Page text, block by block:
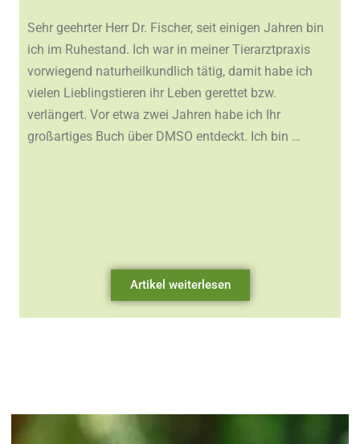
Sehr geehrter Herr Dr. Fischer, seit einigen Jahren bin
ich im Ruhestand. Ich war in meiner Tierarztpraxis
vorwiegend naturheilkundlich tätig, damit habe ich
vielen Lieblingstieren ihr Leben gerettet bzw.
verlängert. Vor etwa zwei Jahren habe ich Ihr
großartiges Buch über DMSO entdeckt. Ich bin …
Artikel weiterlesen